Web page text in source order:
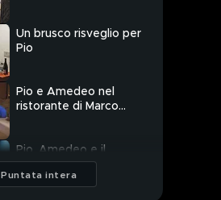
Un brusco risveglio per
Pio
Pio e Amedeo nel
ristorante di Marco
Pio, Amedeo e il
concerto di Sfera
Ebbasta
Puntata intera